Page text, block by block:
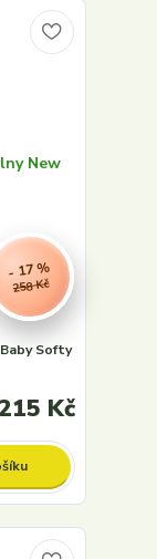
258 Kč
- 17 %
Softy
215 Kč